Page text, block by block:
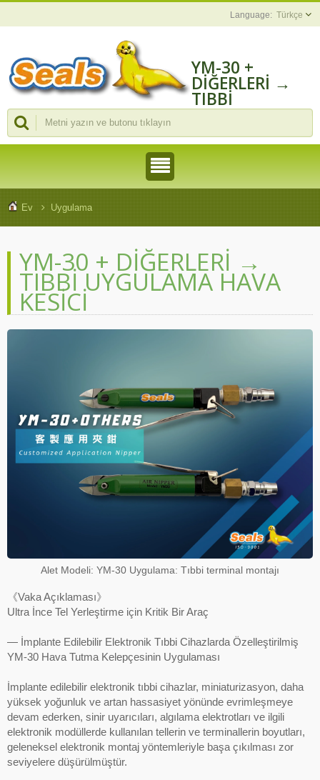
Türkçe
YM-30 +
DİĞERLERİ →
TIBBI
UYGULAMA
HAVA KELEPÇESI
| CHENGMAO
TOOLS
INDUSTRIAL
CO., LTD.
Ev Uygulama
YM-30 + DİĞERLERİ →
TIBBI UYGULAMA HAVA
KESICI
Alet Modeli: YM-30 Uygulama: Tıbbi terminal montajı
《Vaka Açıklaması》
Ultra İnce Tel Yerleştirme için Kritik Bir Araç
— İmplante Edilebilir Elektronik Tıbbi Cihazlarda Özelleştirilmiş
YM-30 Hava Tutma Kelepçesinin Uygulaması
İmplante edilebilir elektronik tıbbi cihazlar, miniaturizasyon, daha
yüksek yoğunluk ve artan hassasiyet yönünde evrimleşmeye
devam ederken, sinir uyarıcıları, algılama elektrotları ve ilgili
elektronik modüllerde kullanılan tellerin ve terminallerin boyutları,
geleneksel elektronik montaj yöntemleriyle başa çıkılması zor
seviyelere düşürülmüştür.